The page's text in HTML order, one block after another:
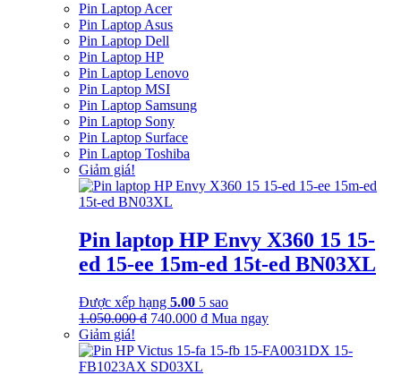
Pin Laptop Acer
Pin Laptop Asus
Pin Laptop Dell
Pin Laptop HP
Pin Laptop Lenovo
Pin Laptop MSI
Pin Laptop Samsung
Pin Laptop Sony
Pin Laptop Surface
Pin Laptop Toshiba
Giảm giá!
Pin laptop HP Envy X360 15 15-
ed 15-ee 15m-ed 15t-ed BN03XL
Được xếp hạng 5.00 5 sao
1.050.000₫ Giá
là:
1.050.000 ₫.
740.000 ₫Giá
tại
Mua ngay
Giảm giá!